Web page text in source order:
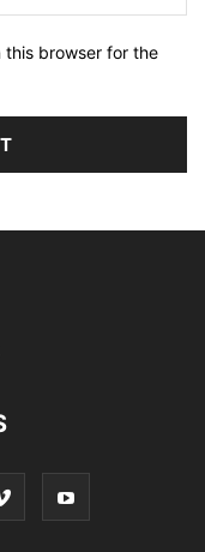
this browser for the